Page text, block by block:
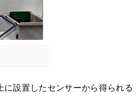
設置したセンサーから得られる